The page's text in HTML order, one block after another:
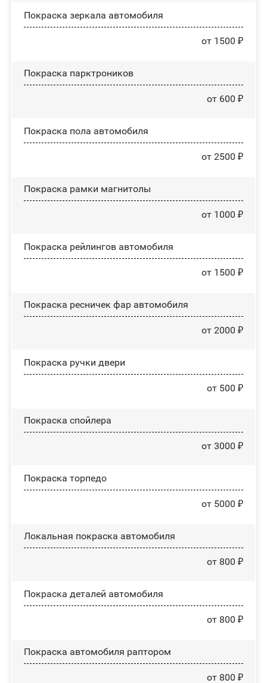
Покраска зеркала автомобиля
от 1500 ₽
Покраска парктроников
от 600 ₽
Покраска пола автомобиля
от 2500 ₽
Покраска рамки магнитолы
от 1000 ₽
Покраска рейлингов автомобиля
от 1500 ₽
Покраска ресничек фар автомобиля
от 2000 ₽
Покраска ручки двери
от 500 ₽
Покраска спойлера
от 3000 ₽
Покраска торпедо
от 5000 ₽
Локальная покраска автомобиля
от 800 ₽
Покраска деталей автомобиля
от 800 ₽
Покраска автомобиля раптором
от 800 ₽